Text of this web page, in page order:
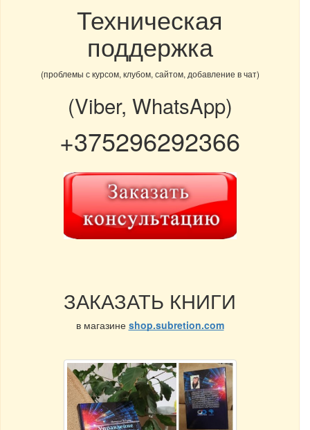
Техническая
поддержка
(проблемы с курсом, клубом, сайтом, добавление в чат)
(Viber, WhatsApp)
+375296292366
ЗАКАЗАТЬ КНИГИ
в магазине shop.subretion.com